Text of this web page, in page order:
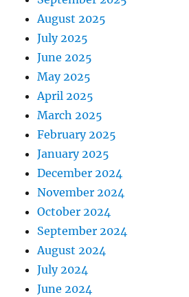
August 2025
July 2025
June 2025
May 2025
April 2025
March 2025
February 2025
January 2025
December 2024
November 2024
October 2024
September 2024
August 2024
July 2024
June 2024